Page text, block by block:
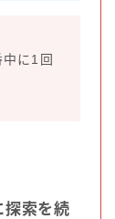
に1回
探索を続